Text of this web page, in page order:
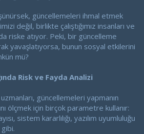
güncellemeleri ihmal etmek
değil, birlikte çalıştığımız insanları ve
riske atıyor. Peki, bir güncelleme
yavaşlatıyorsa, bunun sosyal etkilerini
mü?
Risk ve Fayda Analizi
güncellemeleri yapmanın
ölçmek için birçok parametre kullanır:
sistem kararlılığı, yazılım uyumluluğu